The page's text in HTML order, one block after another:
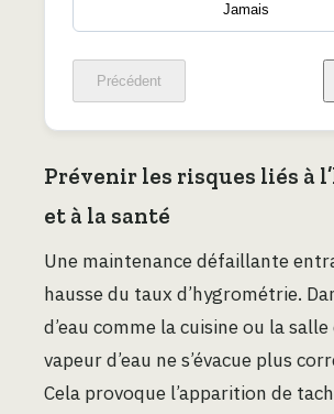
Jamais
Précédent
Prévenir les risques liés à
et à la santé
Une maintenance défaillante
hausse du taux d’hygrométrie.
d’eau comme la cuisine ou la
vapeur d’eau ne s’évacue plus
Cela provoque l’apparition de